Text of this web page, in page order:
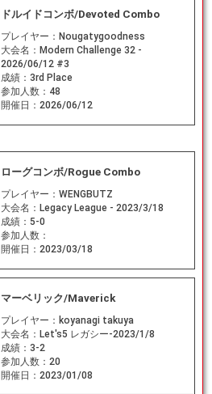
ドルイドコンボ/Devoted Combo
プレイヤー： Nougatygoodness
大会名： Modern Challenge 32 -
2026/06/12 #3
成績： 3rd Place
参加人数： 48
開催日： 2026/06/12
ローグコンボ/Rogue Combo
プレイヤー： WENGBUTZ
大会名： Legacy League - 2023/3/18
成績： 5-0
参加人数：
開催日： 2023/03/18
マーベリック/Maverick
プレイヤー： koyanagi takuya
大会名： Let's5 レガシー-2023/1/8
成績： 3-2
参加人数： 20
開催日： 2023/01/08